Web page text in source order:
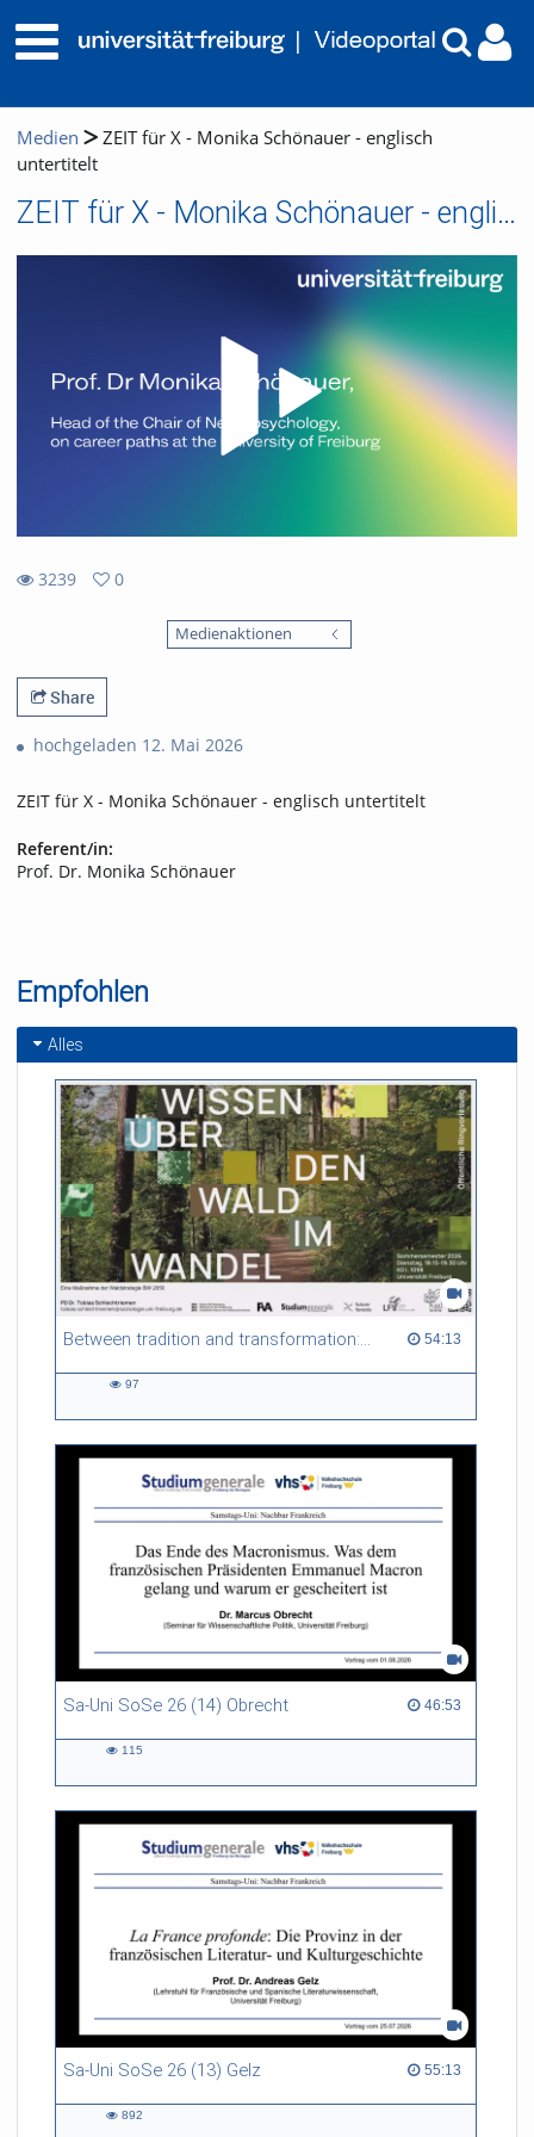
Medien
ZEIT für X - Monika Schönauer - englisch
untertitelt
ZEIT für X - Monika Schönauer - englisch untertitelt
3239
0
Medienaktionen
Share
hochgeladen 12. Mai 2026
ZEIT für X - Monika Schönauer - englisch untertitelt
Referent/in:
Prof. Dr. Monika Schönauer
Empfohlen
Alles
Between tradition and transformation: how owners, advisers and institutions co-create knowledge for resilient forests in Europe 54:13
54:13 duration
97
Sa-Uni SoSe 26 (14) Obrecht 46:53
46:53 duration
115
Sa-Uni SoSe 26 (13) Gelz 55:13
55:13 duration
892